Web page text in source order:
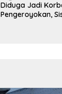
Diduga Jadi
Pengeroyokan,